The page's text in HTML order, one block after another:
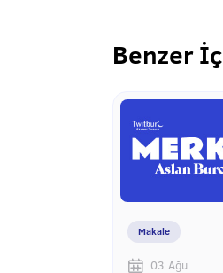
Benzer
Makale
03 Ağu